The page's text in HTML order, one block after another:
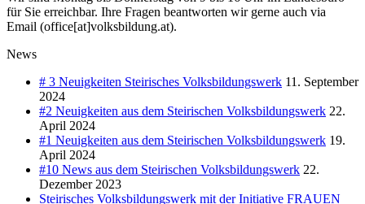
für Sie erreichbar. Ihre Fragen beantworten wir gerne auch via
Email (office[at]volksbildung.at).
News
# 3 Neuigkeiten Steirisches Volksbildungswerk 11. September
2024
#2 Neuigkeiten aus dem Steirischen Volksbildungswerk 22.
April 2024
#1 Neuigkeiten aus dem Steirischen Volksbildungswerk 19.
April 2024
#10 News aus dem Steirischen Volksbildungswerk 22.
Dezember 2023
Steirisches Volksbildungswerk mit der Initiative FRAUEN